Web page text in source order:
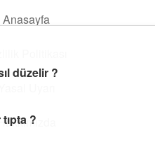
Anasayfa
küçük bilgiler.
düzelir ?
?